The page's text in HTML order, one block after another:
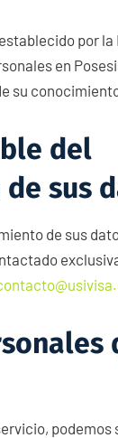
por la
en
su
del
sus
de sus
podemos